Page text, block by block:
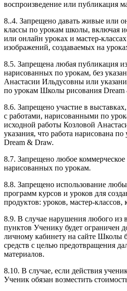
воспроизведение или публикация
8..4. Запрещено давать живые или
классы по урокам школы, включая
или онлайн уроках и мастер-
изображений, создаваемых на
8.5. Запрещена любая публикация
нарисованных по урокам, без
Анастасии Ильдусовны или
по урокам Школы рисования Dream
8.6. Запрещено участие в
с работами, нарисованными по
исходной работы Козловой
указания, что работа нарисована
Dream & Draw.
8.7. Запрещено любое коммерческое
нарисованных по урокам.
8.8. Запрещено использование
программ курсов и уроков для
продуктов: уроков, мастер-
8.9. В случае нарушения любого
пунктов Ученику будет ограничен
личному кабинету на сайте Школы
средств с целью предотвращения
материалов.
8.10. В случае, если действия
Ученик обязан возместить